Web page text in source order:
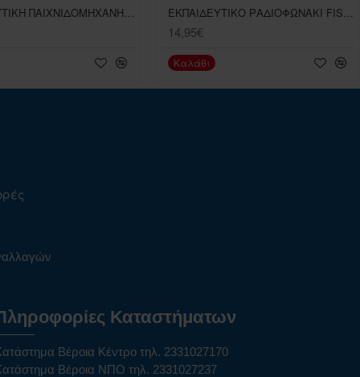
14,95€
Καλάθι
Καταστήματων
Βέροια Κέντρο τηλ. 2331027170
Βέροια ΝΠΟ τηλ. 2331027237